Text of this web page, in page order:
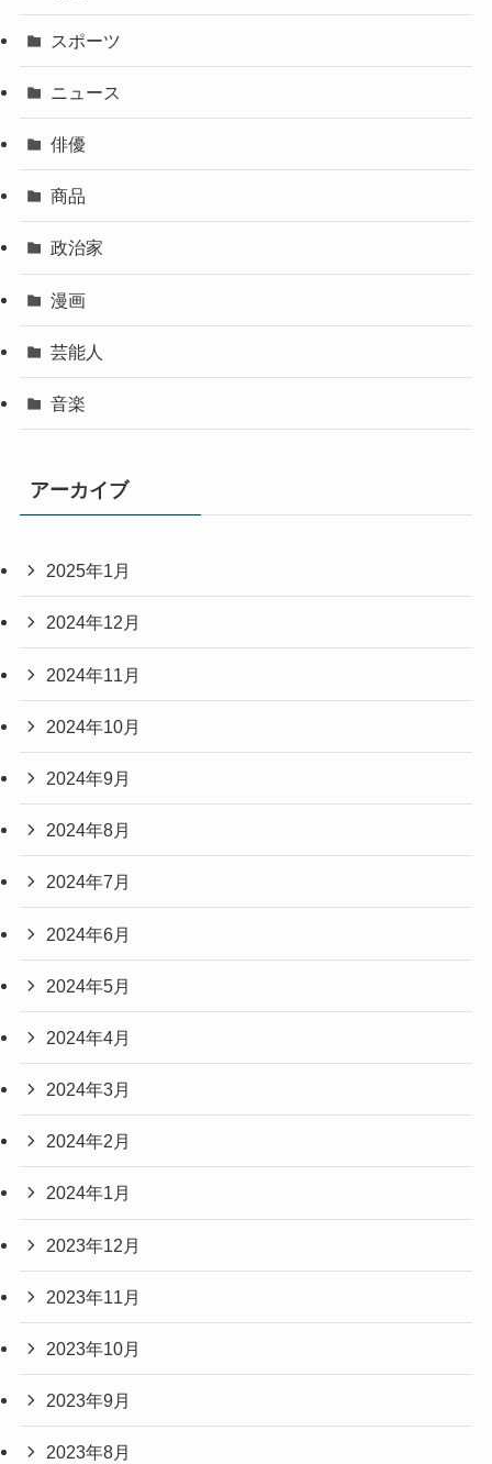
スポーツ
ニュース
俳優
商品
政治家
漫画
芸能人
音楽
アーカイブ
2025年1月
2024年12月
2024年11月
2024年10月
2024年9月
2024年8月
2024年7月
2024年6月
2024年5月
2024年4月
2024年3月
2024年2月
2024年1月
2023年12月
2023年11月
2023年10月
2023年9月
2023年8月